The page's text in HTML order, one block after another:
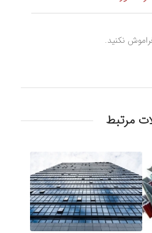
فراموش نکنید.
مرتبط